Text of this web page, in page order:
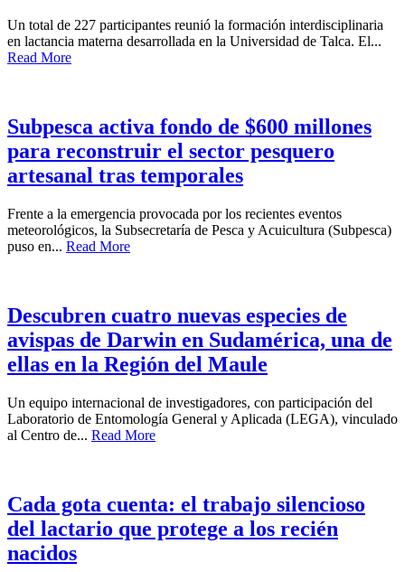
Un total de 227 participantes reunió la formación interdisciplinaria
en lactancia materna desarrollada en la Universidad de Talca. El...
Read More
Subpesca activa fondo de $600 millones
para reconstruir el sector pesquero
artesanal tras temporales
Frente a la emergencia provocada por los recientes eventos
meteorológicos, la Subsecretaría de Pesca y Acuicultura (Subpesca)
puso en... Read More
Descubren cuatro nuevas especies de
avispas de Darwin en Sudamérica, una de
ellas en la Región del Maule
Un equipo internacional de investigadores, con participación del
Laboratorio de Entomología General y Aplicada (LEGA), vinculado
al Centro de... Read More
Cada gota cuenta: el trabajo silencioso
del lactario que protege a los recién
nacidos